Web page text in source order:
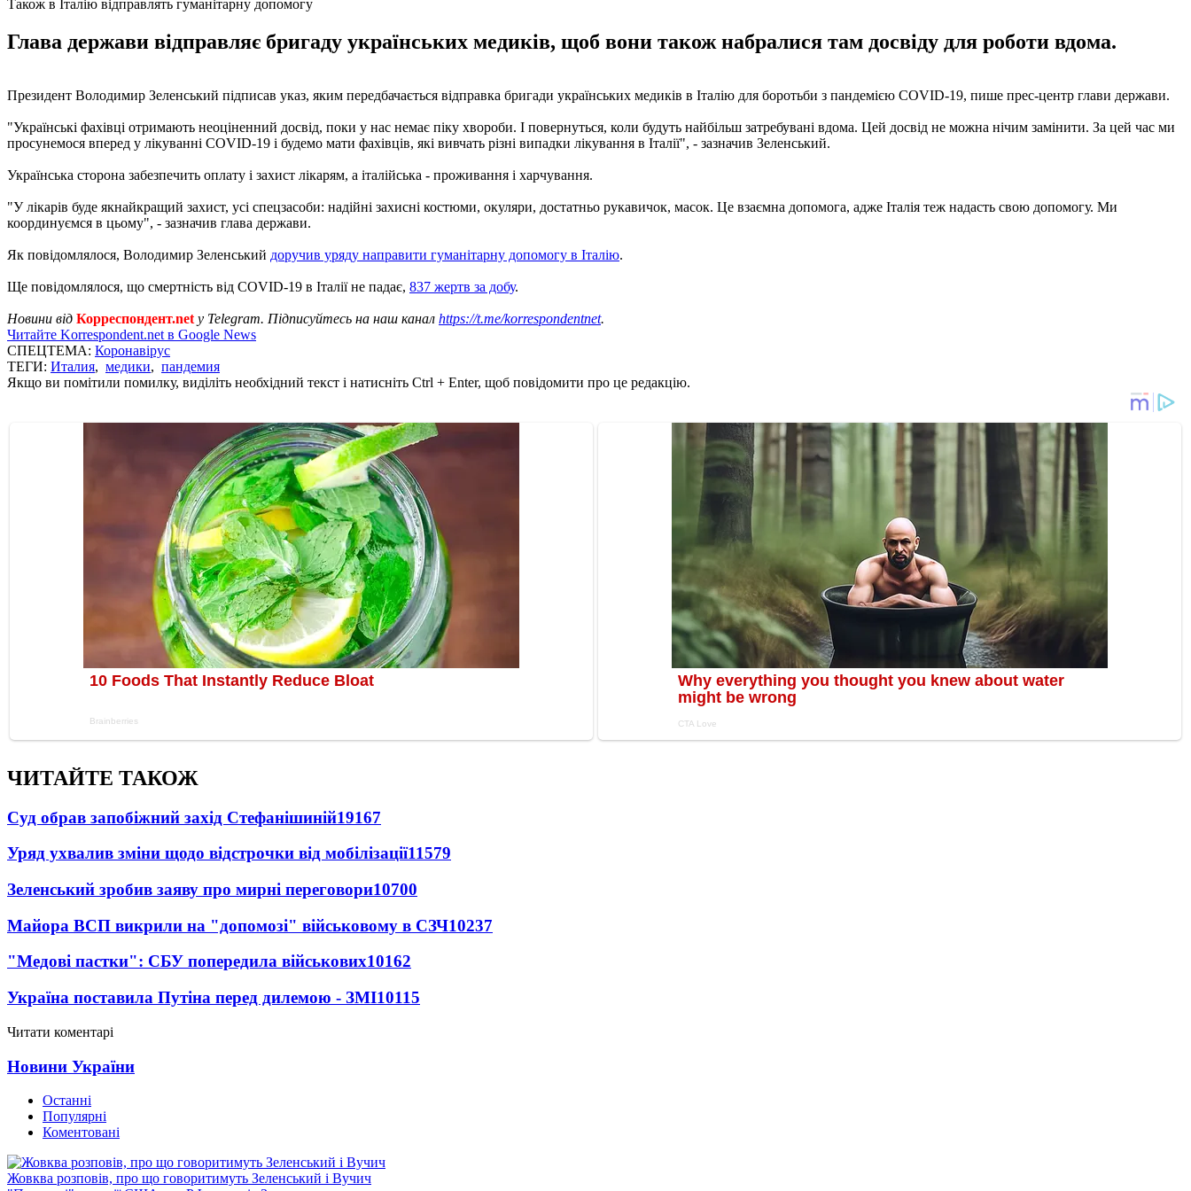
Також в Італію відправлять гуманітарну допомогу
Глава держави відправляє бригаду українських медиків, щоб вони також набралися там досвіду для роботи вдома.
Президент Володимир Зеленський підписав указ, яким передбачається відправка бригади українських медиків в Італію для боротьби з пандемією COVID-19, пише прес-центр глави держави.
"Українські фахівці отримають неоціненний досвід, поки у нас немає піку хвороби. І повернуться, коли будуть найбільш затребувані вдома. Цей досвід не можна нічим замінити. За цей час ми
просунемося вперед у лікуванні COVID-19 і будемо мати фахівців, які вивчать різні випадки лікування в Італії", - зазначив Зеленський.
Українська сторона забезпечить оплату і захист лікарям, а італійська - проживання і харчування.
"У лікарів буде якнайкращий захист, усі спецзасоби: надійні захисні костюми, окуляри, достатньо рукавичок, масок. Це взаємна допомога, адже Італія теж надасть свою допомогу. Ми
координуємся в цьому", - зазначив глава держави.
Як повідомлялося, Володимир Зеленський доручив уряду направити гуманітарну допомогу в Італію.
Ще повідомлялося, що смертність від COVID-19 в Італії не падає, 837 жертв за добу.
Новини від Корреспондент.net у Telegram. Підписуйтесь на наш канал https://t.me/korrespondentnet.
Читайте Korrespondent.net в Google News
СПЕЦТЕМА: Коронавірус
ТЕГИ: Италия, медики, пандемия
Якщо ви помітили помилку, виділіть необхідний текст і натисніть Ctrl + Enter, щоб повідомити про це редакцію.
ЧИТАЙТЕ ТАКОЖ
Суд обрав запобіжний захід Стефанішиній19167
Уряд ухвалив зміни щодо відстрочки від мобілізації11579
Зеленський зробив заяву про мирні переговори10700
Майора ВСП викрили на "допомозі" військовому в СЗЧ10237
"Медові пастки": СБУ попередила військових10162
Україна поставила Путіна перед дилемою - ЗМІ10115
Читати коментарі
Новини України
Останні
Популярні
Коментовані
Жовква розповів, про що говоритимуть Зеленський і Вучич